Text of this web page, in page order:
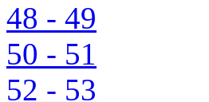
48 - 49
50 - 51
52 - 53